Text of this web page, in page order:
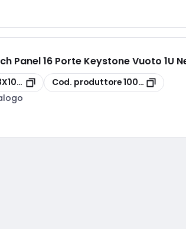
Panel 16 Porte Keystone Vuoto 1U
025copia
Cod. produttore100-025